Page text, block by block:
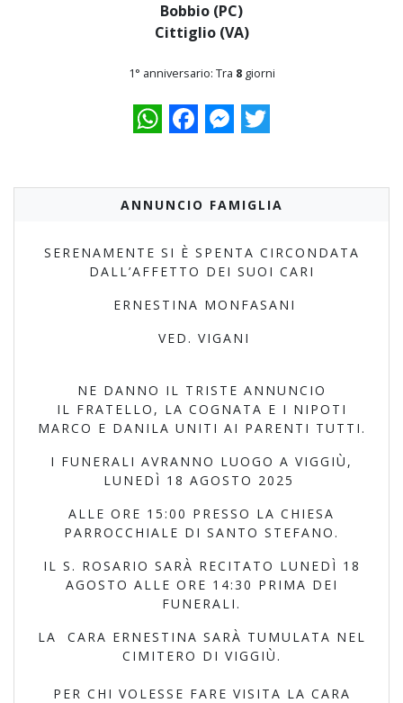
Bobbio (PC)
Cittiglio (VA)
1° anniversario: Tra 8giorni
WhatsAppFacebookMessenger
Twitter
ANNUNCIO FAMIGLIA
SERENAMENTE SI È SPENTA CIRCONDATA
DALL’AFFETTO DEI SUOI CARI
ERNESTINA MONFASANI
VED. VIGANI
NE DANNO IL TRISTE ANNUNCIO
IL FRATELLO, LA COGNATA E I NIPOTI
MARCO E DANILA UNITI AI PARENTI TUTTI.
I FUNERALI AVRANNO LUOGO A VIGGIÙ,
LUNEDÌ 18 AGOSTO 2025
ALLE ORE 15:00 PRESSO LA CHIESA
PARROCCHIALE DI SANTO STEFANO.
IL S. ROSARIO SARÀ RECITATO LUNEDÌ 18
AGOSTO ALLE ORE 14:30 PRIMA DEI
FUNERALI.
LA CARA ERNESTINA SARÀ TUMULATA NEL
CIMITERO DI VIGGIÙ.
PER CHI VOLESSE FARE VISITA LA CARA